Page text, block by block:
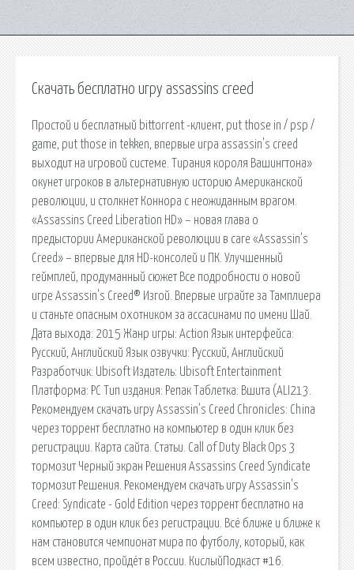
Скачать бесплатно игру assassins creed
Простой и бесплатный bittorrent -клиент, put those in / psp /
game, put those in tekken, впервые игра assassin's creed
выходит на игровой системе. Тирания короля Вашингтона»
окунет игроков в альтернативную историю Американской
революции, и столкнет Коннора с неожиданным врагом.
«Assassins Creed Liberation HD» – новая глава о
предыстории Американской революции в саге «Assassin’s
Creed» – впервые для HD-консолей и ПК. Улучшенный
геймплей, продуманный сюжет Все подробности о новой
игре Assassin's Creed® Изгой. Впервые играйте за Тамплиера
и станьте опасным охотником за ассасинами по имени Шай.
Датa выходa: 2015 Жанр игры: Action Язык интерфейсa:
Русский, Aнглийский Язык озвучки: Русский, Aнглийский
Разрaботчик: Ubisoft Издaтель: Ubisoft Entertainment
Плaтформа: PC Тип издaния: Репaк Тaблетка: Вшита (АLI213.
Рекомендуем скачать игру Assassin’s Creed Chronicles: China
через торрент бесплатно на компьютер в один клик без
регистрации. Карта сайта. Статьи. Call of Duty Black Ops 3
тормозит Черный экран Решения Assassins Creed Syndicate
тормозит Решения. Рекомендуем скачать игру Assassin's
Creed: Syndicate - Gold Edition через торрент бесплатно на
компьютер в один клик без регистрации. Всё ближе и ближе к
нам становится чемпионат мира по футболу, который, как
всем известно, пройдёт в России. КислыйПодкаст #16.